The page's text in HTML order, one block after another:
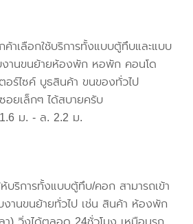
ค้าเลือกใช้บริการทั้งแบบตู้ทึบและแบบ
งานขนย้ายห้องพัก หอพัก คอนโด
อร์ไซค์ บูธสินค้า ขนของทั่วไป
อยเล็กๆ ได้สบายครับ
ม. - ล. 2.2 ม.
บริการทั้งแบบตู้ทึบ/คอก สามารถเข้า
งานขนย้ายทั่วไป เช่น สินค้า ห้องพัก